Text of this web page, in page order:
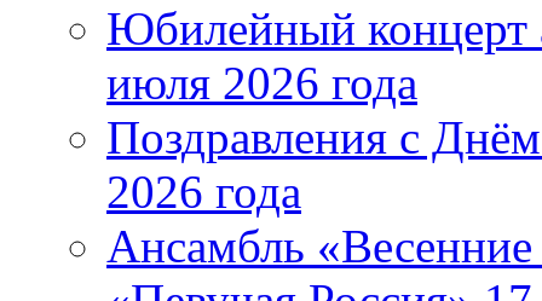
Юбилейный концерт
июля 2026 года
Поздравления с
2026 года
Ансамбль «Весенние